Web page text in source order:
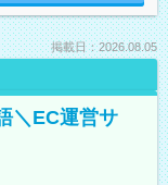
掲載日：2026.08.05
＼EC運営サ